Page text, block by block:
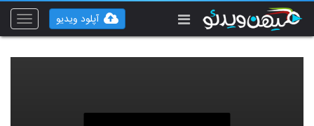
Toggle
آپلود ویدیو